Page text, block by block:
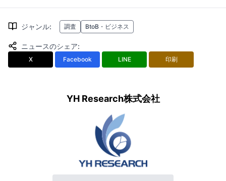
ジャンル: 調査 BtoB・ビジネス
ニュースのシェア:
X Facebook LINE 印刷
YH Research株式会社